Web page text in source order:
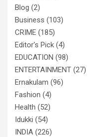
Blog (2)
Business (103)
CRIME (185)
Editor's Pick (4)
EDUCATION (98)
ENTERTAINMENT (27)
Ernakulam (96)
Fashion (4)
Health (52)
Idukki (54)
INDIA (226)